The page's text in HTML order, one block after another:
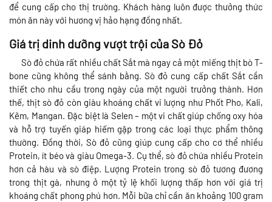
để cung cấp cho thị trường. Khách hàng luôn được thưởng thức
món ăn này với hương vị hảo hạng đồng nhất.
Giá trị dinh dưỡng vượt trội của Sò Đỏ
Sò đỏ chứa rất nhiều chất Sắt mà ngay cả một miếng thịt bò T-
bone cũng không thể sánh bằng. Sò đỏ cung cấp chất Sắt cần
thiết cho nhu cầu trong ngày của một người trưởng thành. Hơn
thế, thịt sò đỏ còn giàu khoáng chất vi lượng như Phốt Pho, Kali,
Kẽm, Mangan. Đặc biệt là Selen – một vi chất giúp chống oxy hóa
và hỗ trợ tuyến giáp hiếm gặp trong các loại thực phẩm thông
thường. Đồng thời, Sò đỏ cũng giúp cung cấp cho cơ thể nhiều
Protein, ít béo và giàu Omega-3. Cụ thể, sò đỏ chứa nhiều Protein
hơn cả hàu và sò điệp. Lượng Protein trong sò đỏ tương đương
trong thịt gà, nhưng ở một tỷ lệ khối lượng thấp hơn với giá trị
khoáng chất phong phú hơn. Mỗi bữa chỉ cần ăn khoảng 100 gram